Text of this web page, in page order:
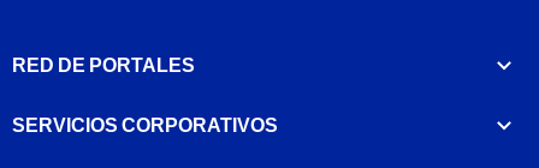
RED DE PORTALES
SERVICIOS CORPORATIVOS